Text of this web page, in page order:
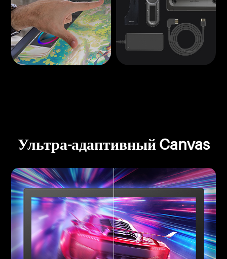
Ультра-адаптивный Canvas